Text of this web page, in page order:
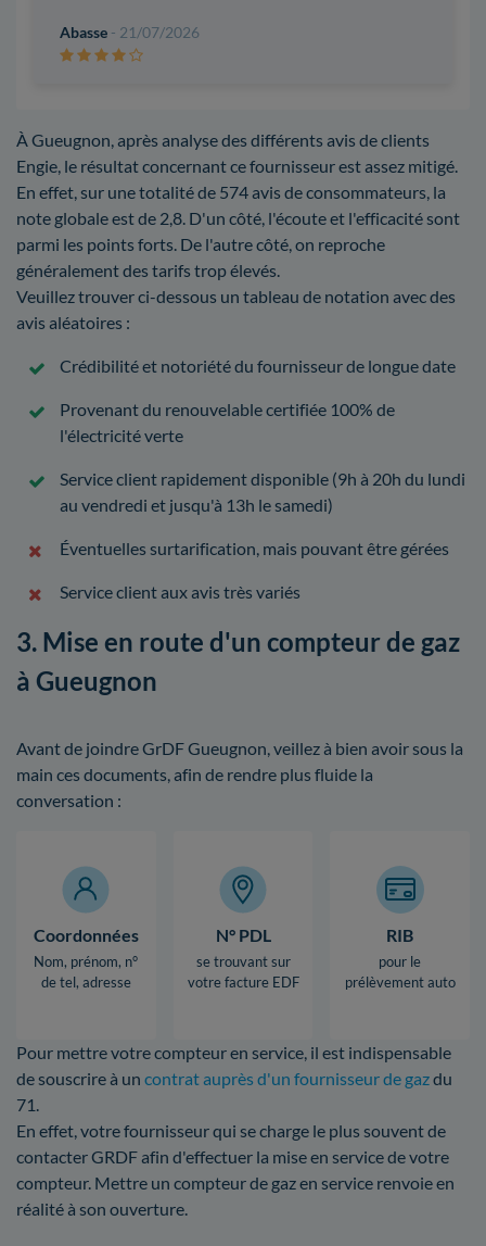
Abasse - 21/07/2026
À Gueugnon, après analyse des différents avis de clients
Engie, le résultat concernant ce fournisseur est assez mitigé.
En effet, sur une totalité de 574 avis de consommateurs, la
note globale est de 2,8. D'un côté, l'écoute et l'efficacité sont
parmi les points forts. De l'autre côté, on reproche
généralement des tarifs trop élevés.
Veuillez trouver ci-dessous un tableau de notation avec des
avis aléatoires :
Crédibilité et notoriété du fournisseur de longue date
Provenant du renouvelable certifiée 100% de
l'électricité verte
Service client rapidement disponible (9h à 20h du lundi
au vendredi et jusqu'à 13h le samedi)
Éventuelles surtarification, mais pouvant être gérées
Service client aux avis très variés
3. Mise en route d'un compteur de gaz
à Gueugnon
Avant de joindre GrDF Gueugnon, veillez à bien avoir sous la
main ces documents, afin de rendre plus fluide la
conversation :
Coordonnées
Nom, prénom, n°
de tel, adresse
N° PDL
se trouvant sur
votre facture EDF
RIB
pour le
prélèvement auto
Pour mettre votre compteur en service, il est indispensable
de souscrire à un contrat auprès d'un fournisseur de gazdu
71.
En effet, votre fournisseur qui se charge le plus souvent de
contacter GRDF afin d'effectuer la mise en service de votre
compteur. Mettre un compteur de gaz en service renvoie en
réalité à son ouverture.